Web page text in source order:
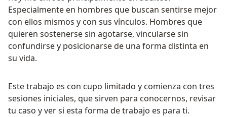
Especialmente en hombres que buscan sentirse mejor
con ellos mismos y con sus vínculos. Hombres que
quieren sostenerse sin agotarse, vincularse sin
confundirse y posicionarse de una forma distinta en
su vida.
Este trabajo es con cupo limitado y comienza con tres
sesiones iniciales, que sirven para conocernos, revisar
tu caso y ver si esta forma de trabajo es para ti.